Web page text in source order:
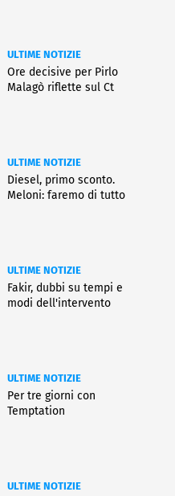
ULTIME NOTIZIE
Ore decisive per Pirlo
Malagò riflette sul Ct
ULTIME NOTIZIE
Diesel, primo sconto.
Meloni: faremo di tutto
ULTIME NOTIZIE
Fakir, dubbi su tempi e
modi dell'intervento
ULTIME NOTIZIE
Per tre giorni con
Temptation
ULTIME NOTIZIE